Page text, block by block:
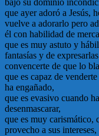
bajo su dominio
que ayer adoró a Jesús,
vuelve a adorarlo pero
él con habilidad de
que es muy astuto y
fantasías y de
convencerte de que lo
que es capaz de
ha engañado,
que es evasivo cuando
desenmascarar,
que es muy carismático,
provecho a sus intereses,